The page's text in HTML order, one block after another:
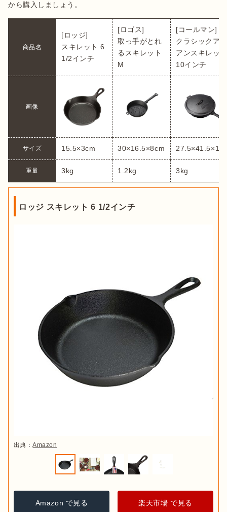
から購入しましょう。
商品名
[ロッジ]
スキレット 6
1/2インチ
[ロゴス]
取っ手がとれ
るスキレット
M
[コールマン]
クラシックアイ
アンスキレット
10インチ
画像
サイズ 15.5×3cm 30×16.5×8cm
重量 3kg 1.2kg 3kg
ロッジ スキレット 6 1/2インチ
出典：Amazon
Amazon で見る 楽天市場 で見る